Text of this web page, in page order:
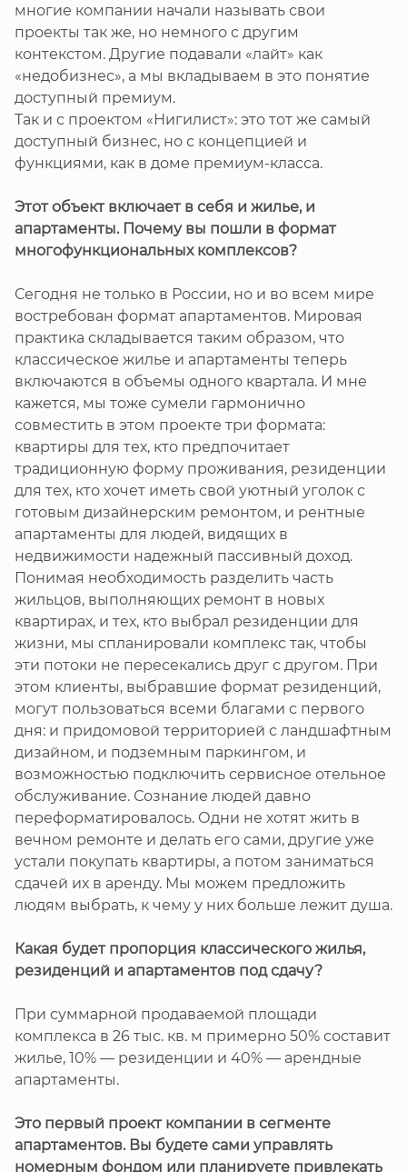
многие компании начали называть свои
проекты так же, но немного с другим
контекстом. Другие подавали «лайт» как
«недобизнес», а мы вкладываем в это понятие
доступный премиум.
Так и с проектом «Нигилист»: это тот же самый
доступный бизнес, но с концепцией и
функциями, как в доме премиум-класса.
Этот объект включает в себя и жилье, и
апартаменты. Почему вы пошли в формат
многофункциональных комплексов?
Сегодня не только в России, но и во всем мире
востребован формат апартаментов. Мировая
практика складывается таким образом, что
классическое жилье и апартаменты теперь
включаются в объемы одного квартала. И мне
кажется, мы тоже сумели гармонично
совместить в этом проекте три формата:
квартиры для тех, кто предпочитает
традиционную форму проживания, резиденции
для тех, кто хочет иметь свой уютный уголок с
готовым дизайнерским ремонтом, и рентные
апартаменты для людей, видящих в
недвижимости надежный пассивный доход.
Понимая необходимость разделить часть
жильцов, выполняющих ремонт в новых
квартирах, и тех, кто выбрал резиденции для
жизни, мы спланировали комплекс так, чтобы
эти потоки не пересекались друг с другом. При
этом клиенты, выбравшие формат резиденций,
могут пользоваться всеми благами с первого
дня: и придомовой территорией с ландшафтным
дизайном, и подземным паркингом, и
возможностью подключить сервисное отельное
обслуживание. Сознание людей давно
переформатировалось. Одни не хотят жить в
вечном ремонте и делать его сами, другие уже
устали покупать квартиры, а потом заниматься
сдачей их в аренду. Мы можем предложить
людям выбрать, к чему у них больше лежит душа.
Какая будет пропорция классического жилья,
резиденций и апартаментов под сдачу?
При суммарной продаваемой площади
комплекса в 26 тыс. кв. м примерно 50% составит
жилье, 10% — резиденции и 40% — арендные
апартаменты.
Это первый проект компании в сегменте
апартаментов. Вы будете сами управлять
номерным фондом или планируете привлекать